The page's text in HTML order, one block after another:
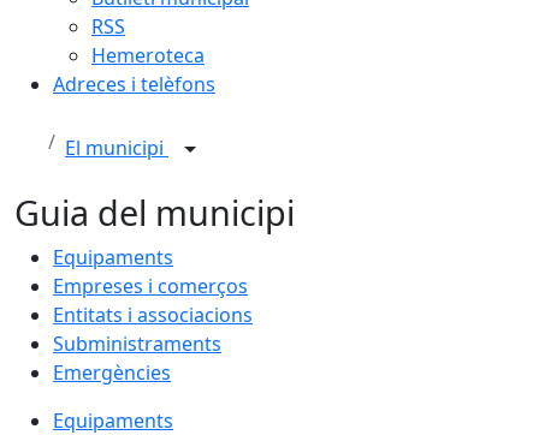
RSS
Hemeroteca
Adreces i telèfons
El municipi
Guia del municipi
Equipaments
Empreses i comerços
Entitats i associacions
Subministraments
Emergències
Equipaments